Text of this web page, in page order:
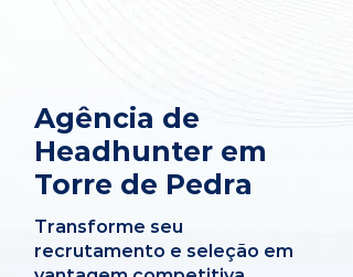
Agência de
Headhunter em
Torre de Pedra
Transforme seu
recrutamento e seleção em